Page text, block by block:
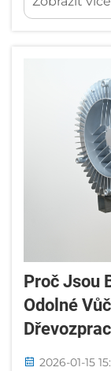
procesů,
Společnost
Proč Jsou
Odolné
2026-01-15